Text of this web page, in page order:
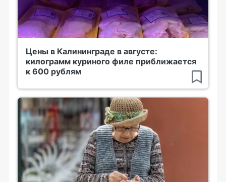
Цены в Калининграде в августе:
килограмм куриного филе приближается
к 600 рублям